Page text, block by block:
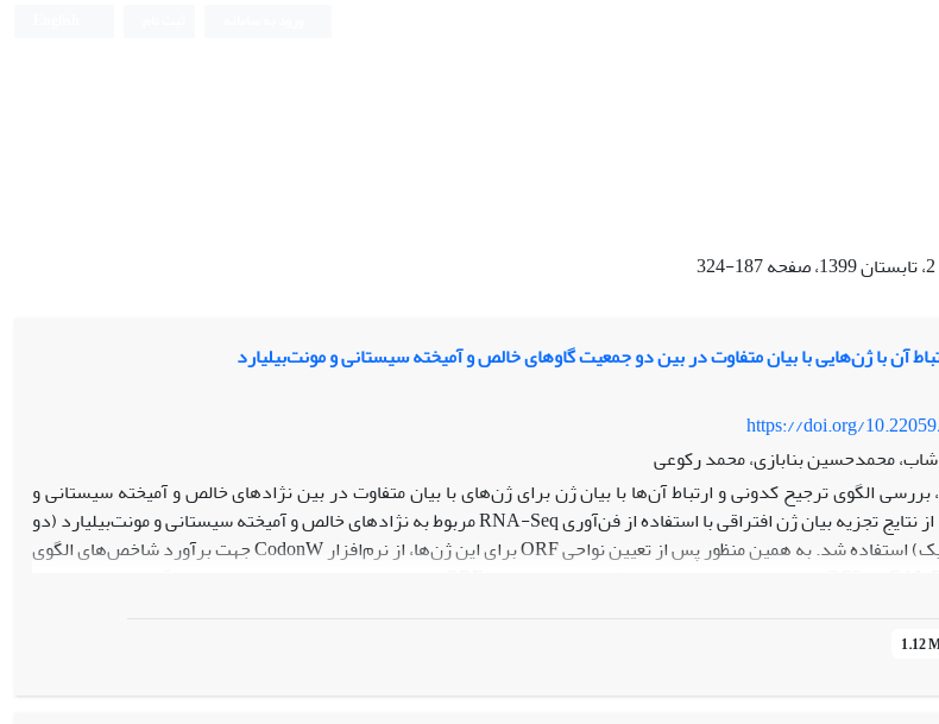
آن با ژن‌هایی با بیان متفاوت در بین دو جمعیت گاوهای خالص و آمیخته سیستانی و مونت‌بیلیارد
https://doi.org/
محمدحسین بنابازی، محمد رکوعی
الگوی ترجیح کدونی و ارتباط آن‌ها با بیان ژن برای ژن‌های با بیان متفاوت در بین نژادهای خالص و آمیخته سیستانی و
مونت‌بیلیارد بود. در این مطالعه، از نتایج تجزیه بیان ژن افتراقی با استفاده از فن‌آوری RNA-Seq مربوط به نژادهای خالص و آمیخته سیستانی و مونت‌بیلیارد (دو
تیمار و هر تیمار دو تکرار بیولوژیک) استفاده شد. به همین منظور پس از تعیین نواحی ORF برای این ژن‌ها، از نرم‌افزار CodonW جهت برآورد شاخص‌های الگوی
ژن‌های موردمطالعه در این تحقیق داشتند. این مطالعه اولین مقایسه بین گاوهای خالص و آمیخته سیستانی و مونت‌بیلیارد
تکاملی شکل‌گیری الگوی ترجیح کدونی و نیز بررسی ارتباط آن با بیان ژن کمک می‌کند.
1.12